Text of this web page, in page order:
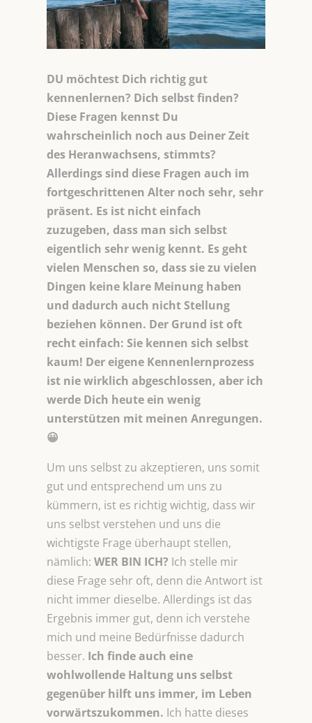
DU möchtest Dich richtig gut
kennenlernen? Dich selbst finden?
Diese Fragen kennst Du
wahrscheinlich noch aus Deiner Zeit
des Heranwachsens, stimmts?
Allerdings sind diese Fragen auch im
fortgeschrittenen Alter noch sehr, sehr
präsent. Es ist nicht einfach
zuzugeben, dass man sich selbst
eigentlich sehr wenig kennt. Es geht
vielen Menschen so, dass sie zu vielen
Dingen keine klare Meinung haben
und dadurch auch nicht Stellung
beziehen können. Der Grund ist oft
recht einfach: Sie kennen sich selbst
kaum! Der eigene Kennenlernprozess
ist nie wirklich abgeschlossen, aber ich
werde Dich heute ein wenig
unterstützen mit meinen Anregungen.
😀
Um uns selbst zu akzeptieren, uns somit
gut und entsprechend um uns zu
kümmern, ist es richtig wichtig, dass wir
uns selbst verstehen und uns die
wichtigste Frage überhaupt stellen,
nämlich:WER BIN ICH? Ich stelle mir
diese Frage sehr oft, denn die Antwort ist
nicht immer dieselbe. Allerdings ist das
Ergebnis immer gut, denn ich verstehe
mich und meine Bedürfnisse dadurch
besser. Ich finde auch eine
wohlwollende Haltung uns selbst
gegenüber hilft uns immer, im Leben
vorwärtszukommen. Ich hatte dieses